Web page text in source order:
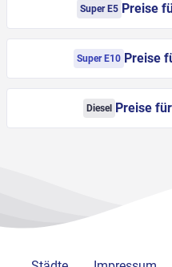
Super E5 Preise
Super E10 Preise
Diesel Preise